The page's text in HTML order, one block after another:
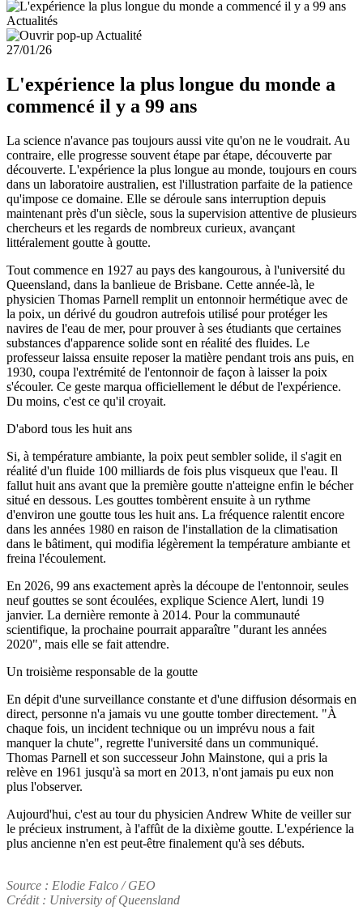
Actualités
27/01/26
L'expérience la plus longue du monde a
commencé il y a 99 ans
La science n'avance pas toujours aussi vite qu'on ne le voudrait. Au
contraire, elle progresse souvent étape par étape, découverte par
découverte. L'expérience la plus longue au monde, toujours en cours
dans un laboratoire australien, est l'illustration parfaite de la patience
qu'impose ce domaine. Elle se déroule sans interruption depuis
maintenant près d'un siècle, sous la supervision attentive de plusieurs
chercheurs et les regards de nombreux curieux, avançant
littéralement goutte à goutte.
Tout commence en 1927 au pays des kangourous, à l'université du
Queensland, dans la banlieue de Brisbane. Cette année-là, le
physicien Thomas Parnell remplit un entonnoir hermétique avec de
la poix, un dérivé du goudron autrefois utilisé pour protéger les
navires de l'eau de mer, pour prouver à ses étudiants que certaines
substances d'apparence solide sont en réalité des fluides. Le
professeur laissa ensuite reposer la matière pendant trois ans puis, en
1930, coupa l'extrémité de l'entonnoir de façon à laisser la poix
s'écouler. Ce geste marqua officiellement le début de l'expérience.
Du moins, c'est ce qu'il croyait.
D'abord tous les huit ans
Si, à température ambiante, la poix peut sembler solide, il s'agit en
réalité d'un fluide 100 milliards de fois plus visqueux que l'eau. Il
fallut huit ans avant que la première goutte n'atteigne enfin le bécher
situé en dessous. Les gouttes tombèrent ensuite à un rythme
d'environ une goutte tous les huit ans. La fréquence ralentit encore
dans les années 1980 en raison de l'installation de la climatisation
dans le bâtiment, qui modifia légèrement la température ambiante et
freina l'écoulement.
En 2026, 99 ans exactement après la découpe de l'entonnoir, seules
neuf gouttes se sont écoulées, explique Science Alert, lundi 19
janvier. La dernière remonte à 2014. Pour la communauté
scientifique, la prochaine pourrait apparaître "durant les années
2020", mais elle se fait attendre.
Un troisième responsable de la goutte
En dépit d'une surveillance constante et d'une diffusion désormais en
direct, personne n'a jamais vu une goutte tomber directement. "À
chaque fois, un incident technique ou un imprévu nous a fait
manquer la chute", regrette l'université dans un communiqué.
Thomas Parnell et son successeur John Mainstone, qui a pris la
relève en 1961 jusqu'à sa mort en 2013, n'ont jamais pu eux non
plus l'observer.
Aujourd'hui, c'est au tour du physicien Andrew White de veiller sur
le précieux instrument, à l'affût de la dixième goutte. L'expérience la
plus ancienne n'en est peut-être finalement qu'à ses débuts.
Source : Elodie Falco / GEO
Crédit : University of Queensland